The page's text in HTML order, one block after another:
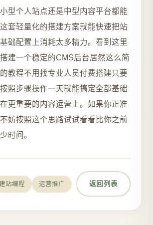
型个人站点还是中型内容平台都能
套轻量化的搭建方案就能快速把站
础配置上消耗太多精力。看到这里
建一个稳定的CMS后台居然这么简
教程不用找专业人员付费搭建只要
照步骤操作一天就能搞定全部基础
更重要的内容运营上。如果你正准
妨按照这个思路试试看看比你之前
时间。
站编程 运营推广 返回列表